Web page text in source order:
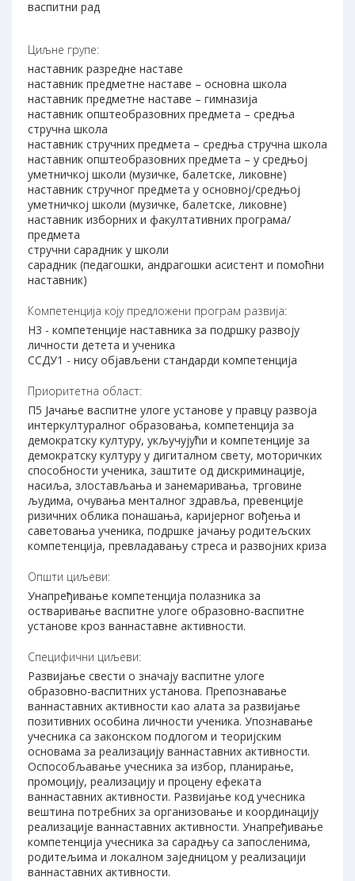
васпитни рад
Циљне групе:
наставник разредне наставе
наставник предметне наставе – основна школа
наставник предметне наставе – гимназија
наставник општеобразовних предмета – средња
стручна школа
наставник стручних предмета – средња стручна школа
наставник општеобразовних предмета – у средњој
уметничкој школи (музичке, балетске, ликовне)
наставник стручног предмета у основној/средњој
уметничкој школи (музичке, балетске, ликовне)
наставник изборних и факултативних програма/
предмета
стручни сарадник у школи
сарадник (педагошки, андрагошки асистент и помоћни
наставник)
Компетенција коју предложени програм развија:
Н3 - компетенције наставника за подршку развоју
личности детета и ученика
ССДУ1 - нису објављени стандарди компетенција
Приоритетна област:
П5 Јачање васпитне улоге установе у правцу развоја
интеркултуралног образовања, компетенција за
демократску културу, укључујући и компетенције за
демократску културу у дигиталном свету, моторичких
способности ученика, заштите од дискриминације,
насиља, злостављања и занемаривања, трговине
људима, очувања менталног здравља, превенције
ризичних облика понашања, каријерног вођења и
саветовања ученика, подршке јачању родитељских
компетенција, превладавању стреса и развојних криза
Општи циљеви:
Унапређивање компетенција полазника за
остваривање васпитне улоге образовно-васпитне
установе кроз ваннаставне активности.
Специфични циљеви:
Развијање свести о значају васпитне улоге
образовно-васпитних установа. Препознавање
ваннаставних активности као алата за развијање
позитивних особина личности ученика. Упознавање
учесника са законском подлогом и теоријским
основама за реализацију ваннаставних активности.
Оспособљавање учесника за избор, планирање,
промоцију, реализацију и процену ефеката
ваннаставних активности. Развијање код учесника
вештина потребних за организовање и координацију
реализације ваннаставних активности. Унапређивање
компетенција учесника за сарадњу са запосленима,
родитељима и локалном заједницом у реализацији
ваннаставних активности.